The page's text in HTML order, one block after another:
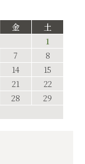
金
土
1
7
8
14
15
21
22
28
29